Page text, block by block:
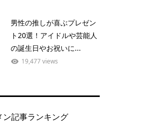
男性の推しが喜ぶプレゼン
ト20選！アイドルや芸能人
の誕生日やお祝いに...
19,477 views
ン記事ランキング